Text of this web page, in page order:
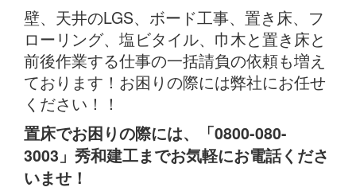
壁、天井のLGS、ボード工事、置き床、フ
ローリング、塩ビタイル、巾木と置き床と
前後作業する仕事の一括請負の依頼も増え
ております！お困りの際には弊社にお任せ
ください！！
置床でお困りの際には、「0800-080-
3003」秀和建工までお気軽にお電話くださ
いませ！